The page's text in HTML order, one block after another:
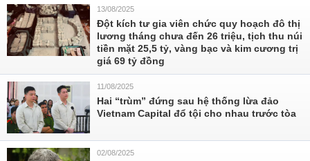
13/08/2025
Đột kích tư gia viên chức quy hoạch đô thị
lương tháng chưa đến 26 triệu, tịch thu núi
tiền mặt 25,5 tỷ, vàng bạc và kim cương trị
giá 69 tỷ đồng
11/08/2025
Hai “trùm” đứng sau hệ thống lừa đảo
Vietnam Capital đổ tội cho nhau trước tòa
02/08/2025